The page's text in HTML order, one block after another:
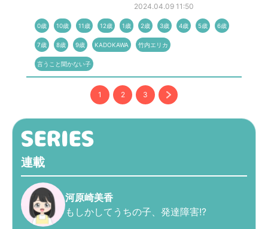
2024.04.09 11:50
0歳 10歳 11歳 12歳 1歳 2歳 3歳 4歳 5歳 6歳
7歳 8歳 9歳 KADOKAWA 竹内エリカ
言うこと聞かない子
1 2 3
連載
河原崎美香
もしかしてうちの子、発達障害!?